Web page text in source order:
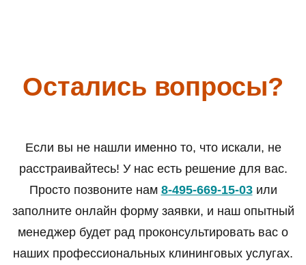
Остались вопросы?
Если вы не нашли именно то, что искали, не
расстраивайтесь! У нас есть решение для вас.
Просто позвоните нам 8-495-669-15-03или
заполните онлайн форму заявки, и наш опытный
менеджер будет рад проконсультировать вас о
наших профессиональных клининговых услугах.